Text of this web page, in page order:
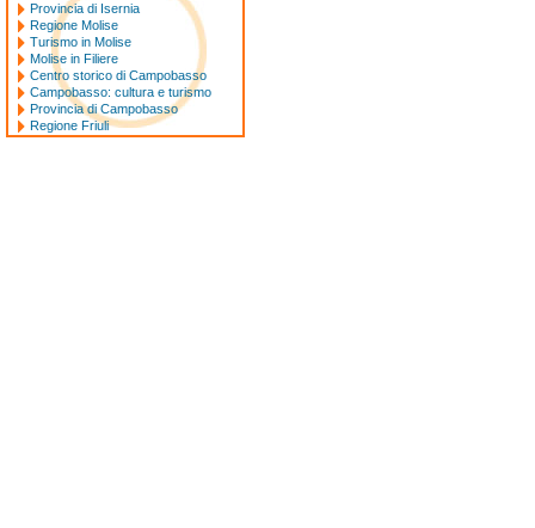
Provincia di Isernia
Regione Molise
Turismo in Molise
Molise in Filiere
Centro storico di Campobasso
Campobasso: cultura e turismo
Provincia di Campobasso
Regione Friuli